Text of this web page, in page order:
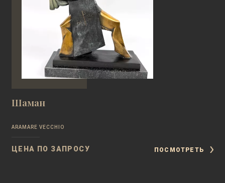
Шаман
ARAMARE VECCHIO
ЦЕНА ПО ЗАПРОСУ ПОСМОТРЕТЬ